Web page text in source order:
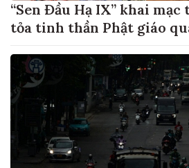
“Sen Đầu Hạ IX” khai mạc
tỏa tinh thần Phật giáo